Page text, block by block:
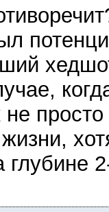
не
глубине